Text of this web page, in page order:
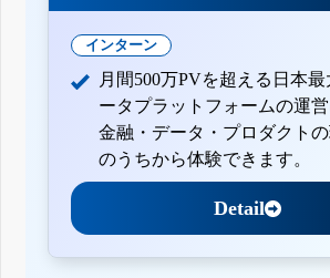
インターン
月間500万PVを超える日本
ータプラットフォームの運営
金融・データ・プロダクト
のうちから体験できます。
Detail